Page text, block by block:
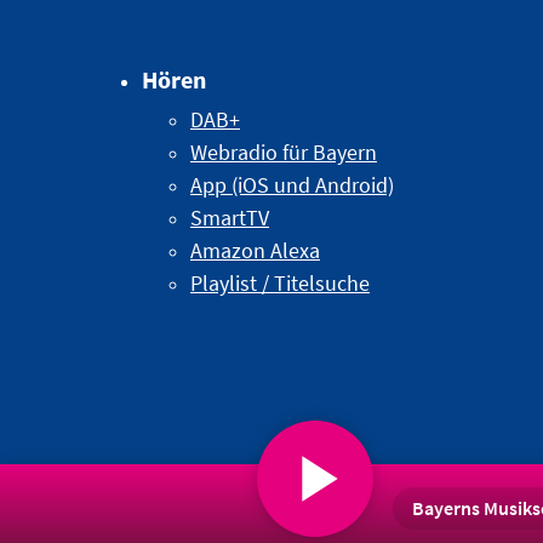
Hören
DAB+
Webradio für Bayern
App (iOS und Android)
SmartTV
Amazon Alexa
Playlist / Titelsuche
Bayerns